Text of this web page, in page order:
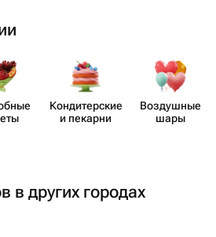
Кондит​ерские
и пекарни
Воздушные
шары
в других городах